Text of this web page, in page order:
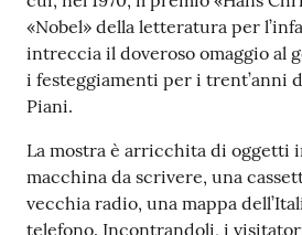
per
la
lettura
Seguici
su
«Nobel» della letteratura per
intreccia il doveroso omaggio al
i festeggiamenti per i trent’anni
Piani.
La mostra è arricchita di oggetti
macchina da scrivere, una
vecchia radio, una mappa
telefono. Incontrandoli, i